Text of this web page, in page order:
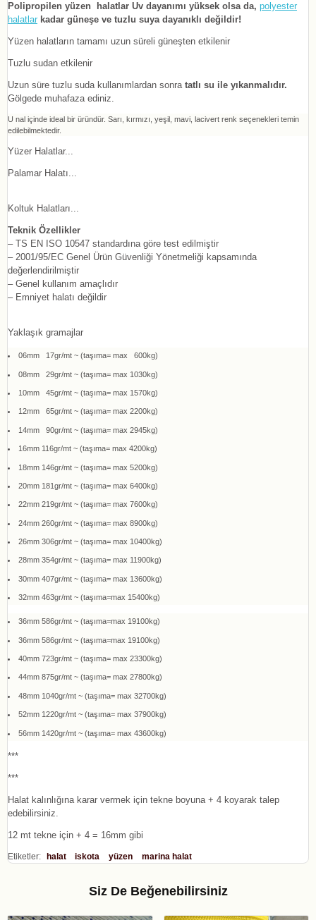
Polipropilen yüzen halatlar Uv dayanımı yüksek olsa da, polyester
halatlar kadar güneşe ve tuzlu suya dayanıklı değildir!
Yüzen halatların tamamı uzun süreli güneşten etkilenir
Tuzlu sudan etkilenir
Uzun süre tuzlu suda kullanımlardan sonra tatlı su ile yıkanmalıdır.
Gölgede muhafaza ediniz.
U nal içinde ideal bir üründür. Sarı, kırmızı, yeşil, mavi, lacivert renk seçenekleri temin
edilebilmektedir.
Yüzer Halatlar...
Palamar Halatı...
Koltuk Halatları...
Teknik Özellikler
– TS EN ISO 10547 standardına göre test edilmiştir
– 2001/95/EC Genel Ürün Güvenliği Yönetmeliği kapsamında
değerlendirilmiştir
– Genel kullanım amaçlıdır
– Emniyet halatı değildir
Yaklaşık gramajlar
06mm 17gr/mt ~ (taşıma= max 600kg)
08mm 29gr/mt ~ (taşıma= max 1030kg)
10mm 45gr/mt ~ (taşıma= max 1570kg)
12mm 65gr/mt ~ (taşıma= max 2200kg)
14mm 90gr/mt ~ (taşıma= max 2945kg)
16mm 116gr/mt ~ (taşıma= max 4200kg)
18mm 146gr/mt ~ (taşıma= max 5200kg)
20mm 181gr/mt ~ (taşıma= max 6400kg)
22mm 219gr/mt ~ (taşıma= max 7600kg)
24mm 260gr/mt ~ (taşıma= max 8900kg)
26mm 306gr/mt ~ (taşıma= max 10400kg)
28mm 354gr/mt ~ (taşıma= max 11900kg)
30mm 407gr/mt ~ (taşıma= max 13600kg)
32mm 463gr/mt ~ (taşıma=max 15400kg)
36mm 586gr/mt ~ (taşıma=max 19100kg)
36mm 586gr/mt ~ (taşıma=max 19100kg)
40mm 723gr/mt ~ (taşıma= max 23300kg)
44mm 875gr/mt ~ (taşıma= max 27800kg)
48mm 1040gr/mt ~ (taşıma= max 32700kg)
52mm 1220gr/mt ~ (taşıma= max 37900kg)
56mm 1420gr/mt ~ (taşıma= max 43600kg)
***
***
Halat kalınlığına karar vermek için tekne boyuna + 4 koyarak talep
edebilirsiniz.
12 mt tekne için + 4 = 16mm gibi
Etiketler: halat iskota yüzen marina halat
Siz De Beğenebilirsiniz